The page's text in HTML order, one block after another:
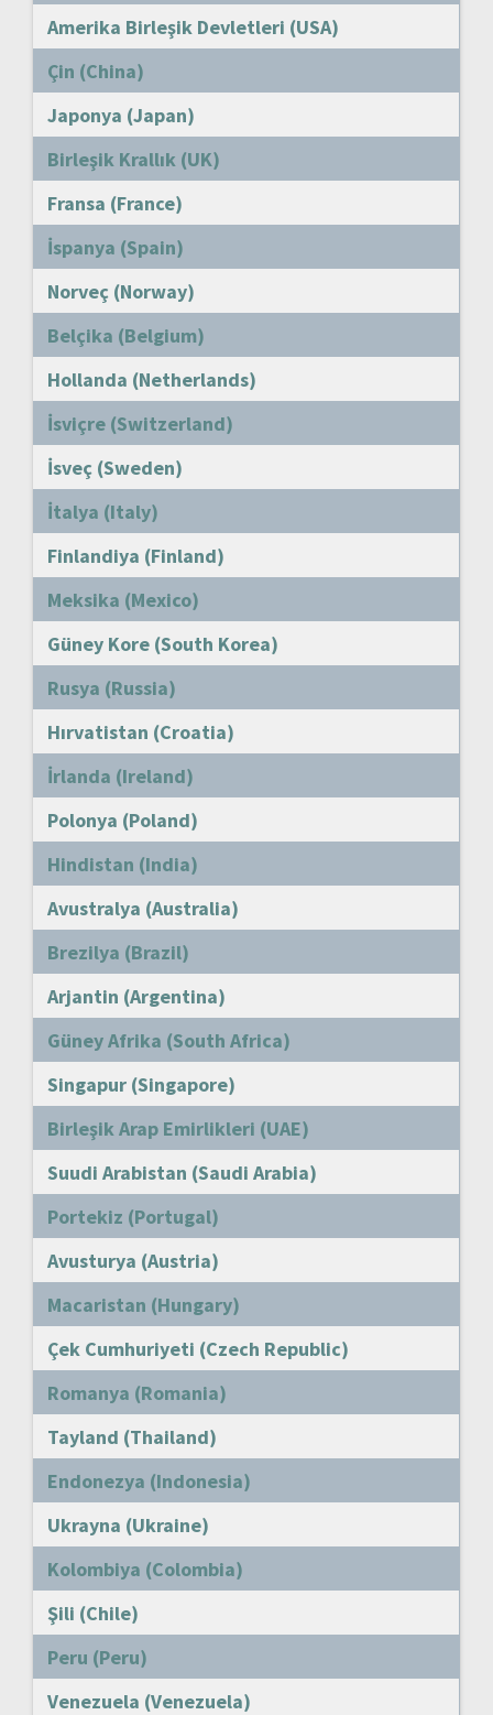
Amerika Birleşik Devletleri (USA)
Çin (China)
Japonya (Japan)
Birleşik Krallık (UK)
Fransa (France)
İspanya (Spain)
Norveç (Norway)
Belçika (Belgium)
Hollanda (Netherlands)
İsviçre (Switzerland)
İsveç (Sweden)
İtalya (Italy)
Finlandiya (Finland)
Meksika (Mexico)
Güney Kore (South Korea)
Rusya (Russia)
Hırvatistan (Croatia)
İrlanda (Ireland)
Polonya (Poland)
Hindistan (India)
Avustralya (Australia)
Brezilya (Brazil)
Arjantin (Argentina)
Güney Afrika (South Africa)
Singapur (Singapore)
Birleşik Arap Emirlikleri (UAE)
Suudi Arabistan (Saudi Arabia)
Portekiz (Portugal)
Avusturya (Austria)
Macaristan (Hungary)
Çek Cumhuriyeti (Czech Republic)
Romanya (Romania)
Tayland (Thailand)
Endonezya (Indonesia)
Ukrayna (Ukraine)
Kolombiya (Colombia)
Şili (Chile)
Peru (Peru)
Venezuela (Venezuela)